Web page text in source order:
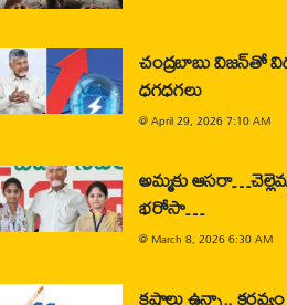
చంద్రబాబు విజన్‌తో
ధగధగలు
@April 29, 2026 7:10 AM
అమ్మకు
భరోసా…
@ March 8, 2026 6:30 AM